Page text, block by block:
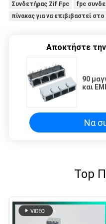
Συνδετήρας Zif Fpc
fpc
πίνακας για να επιβιβαστεί
Αποκτήστε την
90
και
Να
Top